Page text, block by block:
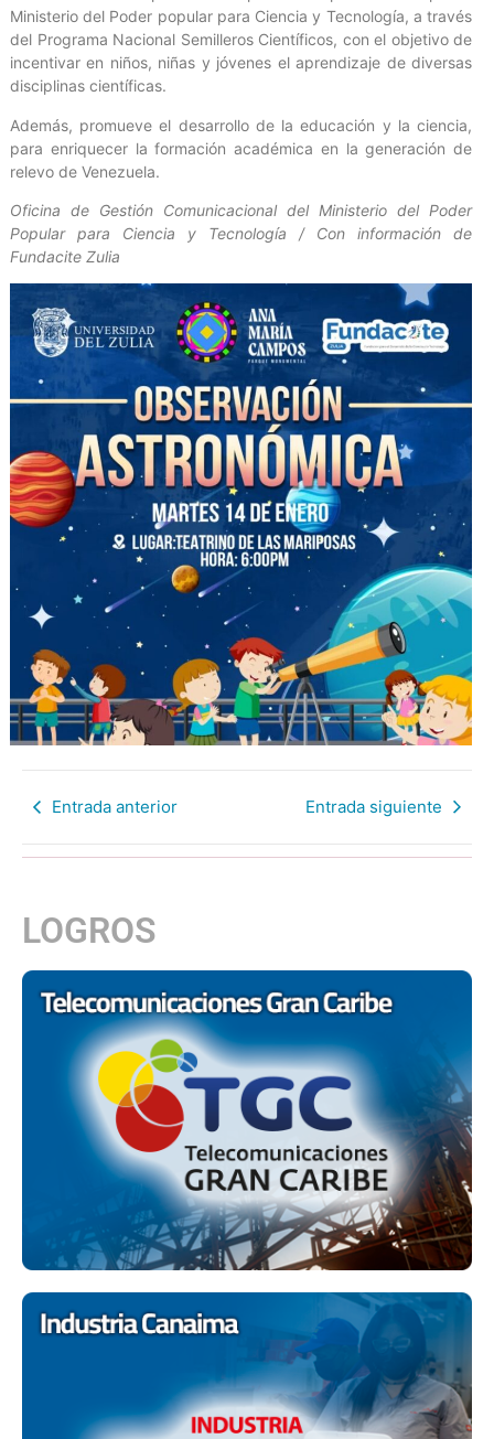
Ministerio del Poder popular para Ciencia y Tecnología, a través
del Programa Nacional Semilleros Científicos, con el objetivo de
incentivar en niños, niñas y jóvenes el aprendizaje de diversas
disciplinas científicas.
Además, promueve el desarrollo de la educación y la ciencia,
para enriquecer la formación académica en la generación de
relevo de Venezuela.
Oficina de Gestión Comunicacional del Ministerio del Poder
Popular para Ciencia y Tecnología / Con información de
Fundacite Zulia
Entrada anterior Entrada siguiente
LOGROS